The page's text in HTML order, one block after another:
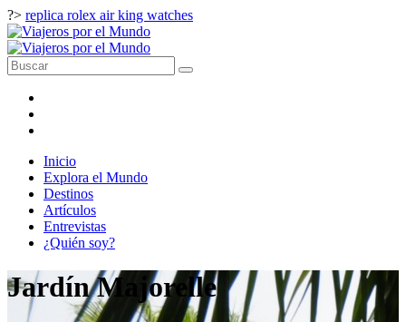
?> replica rolex air king watches
Inicio
Explora el Mundo
Destinos
Artículos
Entrevistas
¿Quién soy?
Jardín Majorelle